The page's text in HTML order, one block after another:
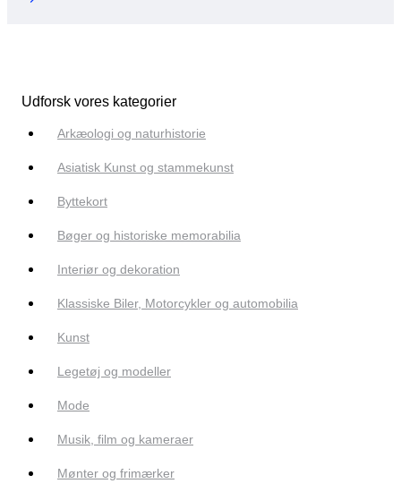
Udforsk vores kategorier
Arkæologi og naturhistorie
Asiatisk Kunst og stammekunst
Byttekort
Bøger og historiske memorabilia
Interiør og dekoration
Klassiske Biler, Motorcykler og automobilia
Kunst
Legetøj og modeller
Mode
Musik, film og kameraer
Mønter og frimærker